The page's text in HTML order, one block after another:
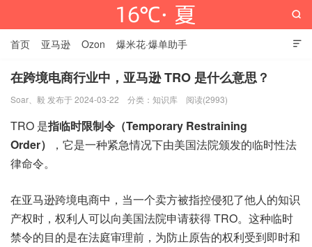

首页 亚马逊 Ozon 爆米花·爆单助手

在跨境电商行业中，亚马逊 TRO 是什么意思？
Soar、毅 发布于 2024-03-22 分类： 知识库 阅读(2993)
TRO 是指临时限制令（Temporary Restraining
Order）
，它是一种紧急情况下由美国法院颁发的临时性法
律命令。
在亚马逊跨境电商中，当一个卖方被指控侵犯了他人的知识
产权时，权利人可以向美国法院申请获得 TRO。这种临时
禁令的目的是在法庭审理前，为防止原告的权利受到即时和